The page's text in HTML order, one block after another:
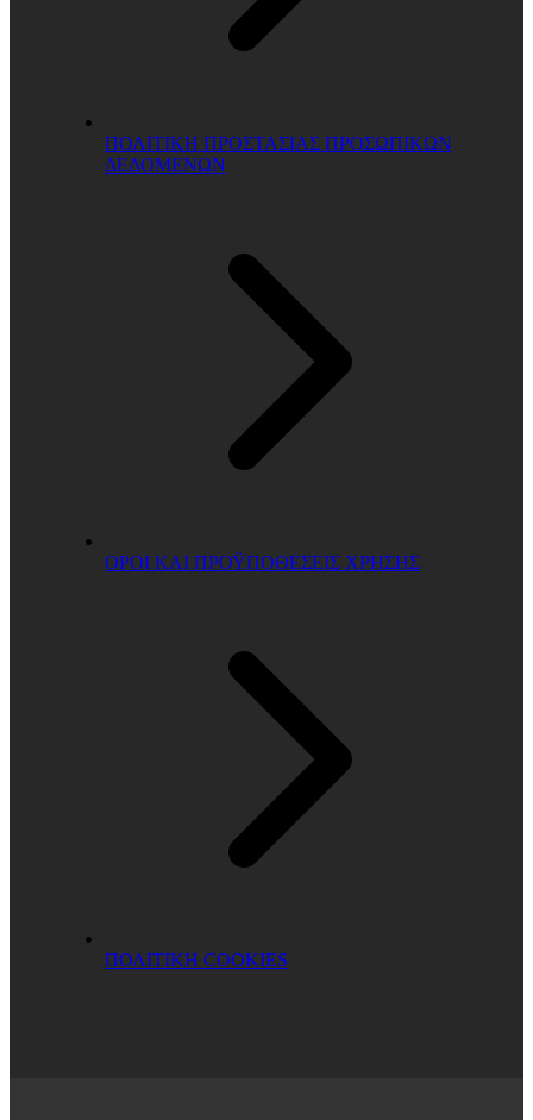
ΠΟΛΙΤΙΚΗ ΠΡΟΣΤΑΣΙΑΣ ΠΡΟΣΩΠΙΚΩΝ
ΔΕΔΟΜΕΝΩΝ
ΟΡΟΙ ΚΑΙ ΠΡΟΫΠΟΘΕΣΕΙΣ ΧΡΗΣΗΣ
ΠΟΛΙΤΙΚΗ COOKIES